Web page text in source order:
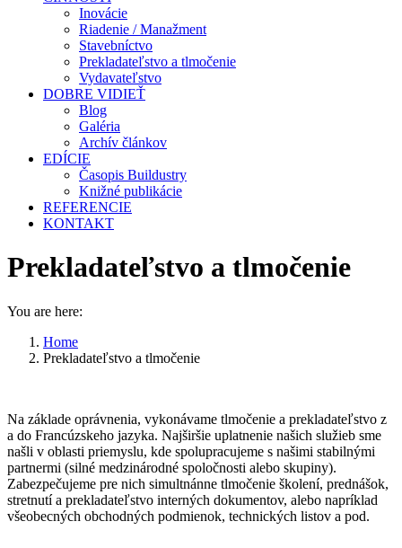
Inovácie
Riadenie / Manažment
Stavebníctvo
Prekladateľstvo a tlmočenie
Vydavateľstvo
DOBRE VIDIEŤ
Blog
Galéria
Archív článkov
EDÍCIE
Časopis Buildustry
Knižné publikácie
REFERENCIE
KONTAKT
Prekladateľstvo a tlmočenie
You are here:
Home
Prekladateľstvo a tlmočenie
Na základe oprávnenia, vykonávame tlmočenie a prekladateľstvo z
a do Francúzskeho jazyka. Najširšie uplatnenie našich služieb sme
našli v oblasti priemyslu, kde spolupracujeme s našimi stabilnými
partnermi (silné medzinárodné spoločnosti alebo skupiny).
Zabezpečujeme pre nich simultnánne tlmočenie školení, prednášok,
stretnutí a prekladateľstvo interných dokumentov, alebo napríklad
všeobecných obchodných podmienok, technických listov a pod.